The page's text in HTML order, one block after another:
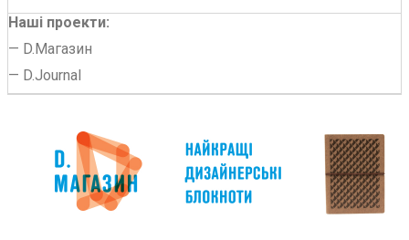
Наші проекти:
— D.Магазин
— D.Journal